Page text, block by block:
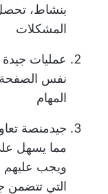
بنشاط،
المشكلات
عمليات جيدة
نفس الصفحة
المهام
جيدمنصة
مما يسهل
ويجب عليهم
التي تتضمن